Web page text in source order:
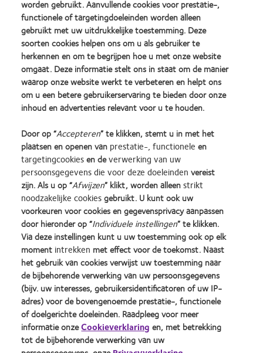
zijn van hydrogel materiaal.
Gemak– Elke dag een nieuwe lens brengt veel voordelen met
zich mee; één keer dragen en weggooien, meteen een nieuw
paar bij de hand en geen houders of lenzenvloeistof nodig.
Betaalbaarheid– Live – een silicone hydrogel daglens voor
de prijs van een hydrogel daglens.2
minimise or eliminate hypoxia-related signs and symptoms during lens wear.
(2) Based on CooperVision’s Recommended Retail Price.
(3) Consumer Insights Study, 2015. Conducted by YouGov PLC on behalf of CooperVision.
Learn
more
about
Silmo
d’Or
best
product
award
met
MyDay™
(2013)
Learn
more
about
Contact
Lens
Product
the
Year
(2013)
Learn
more
about
2012
&
2010
Best
Companies
for
Leaders
(2012)
Learn
more
about
2011
Best
Factory
Awards
(2011)
Learn
more
about
ODMA
2011
(2011)
Learn
more
about
2012
REBRAND
100®
Global
Award
(2012)
Practitioner Home
Contact
Servicevoorwaarden
Cookie beleid
Privacybeleid
Site voor consumenten
Toestemmingsvoorkeuren
beheren
worden gebruikt. Aanvullende cookies voor prestatie-,
functionele of targetingdoeleinden worden alleen
gebruikt met uw uitdrukkelijke toestemming. Deze
soorten cookies helpen ons om u als gebruiker te
herkennen en om te begrijpen hoe u met onze website
omgaat. Deze informatie stelt ons in staat om de manier
waarop onze website werkt te verbeteren en helpt ons
om u een betere gebruikerservaring te bieden door onze
inhoud en advertenties relevant voor u te houden.
Door op “Accepteren” te klikken, stemt u in met het
plaatsen en openen van prestatie-, functionele en
targetingcookiesen deverwerking van uw
persoonsgegevens die voor deze doeleinden vereist
zijn. Als u op “Afwijzen” klikt, worden alleenstrikt
noodzakelijke cookiesgebruikt. U kunt ook uw
voorkeuren voor cookies en gegevensprivacy aanpassen
door hieronder op “Individuele instellingen” te klikken.
Via deze instellingen kunt u uw toestemming ook op elk
moment intrekken met effect voor de toekomst. Naast
het gebruik van cookies verwijst uw toestemming naar
de bijbehorende verwerking van uw persoonsgegevens
(bijv. uw interesses, gebruikersidentificatoren of uw IP-
adres) voor de bovengenoemde prestatie-, functionele
of doelgerichte doeleinden. Raadpleeg voor meer
informatie onzeCookieverklaring en, met betrekking
tot de bijbehorende verwerking van uw